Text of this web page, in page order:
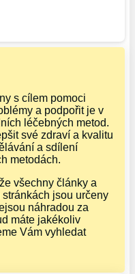
s cílem pomoci
a podpořit je v
léčebných metod.
své zdraví a kvalitu
a sdílení
metodách.
všechny články a
jsou určeny
náhradou za
máte jakékoliv
Vám vyhledat